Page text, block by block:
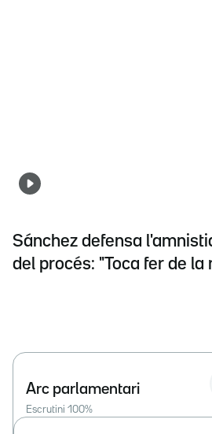
Sánchez defensa
del procés: "Toca fer de
Arc parlamentari
Escrutini 100%